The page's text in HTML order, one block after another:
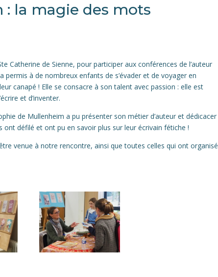
la magie des mots
Catherine de Sienne, pour participer aux conférences de l’auteur
permis à de nombreux enfants de s’évader et de voyager en
canapé ! Elle se consacre à son talent avec passion : elle est
et d’inventer.
de Mullenheim a pu présenter son métier d’auteur et dédicacer
ont défilé et ont pu en savoir plus sur leur écrivain fétiche !
venue à notre rencontre, ainsi que toutes celles qui ont organisé